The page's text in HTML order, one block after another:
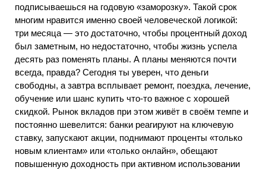
подписываешься на годовую «заморозку». Такой срок
многим нравится именно своей человеческой логикой:
три месяца — это достаточно, чтобы процентный доход
был заметным, но недостаточно, чтобы жизнь успела
десять раз поменять планы. А планы меняются почти
всегда, правда? Сегодня ты уверен, что деньги
свободны, а завтра всплывает ремонт, поездка, лечение,
обучение или шанс купить что-то важное с хорошей
скидкой. Рынок вкладов при этом живёт в своём темпе и
постоянно шевелится: банки реагируют на ключевую
ставку, запускают акции, поднимают проценты «только
новым клиентам» или «только онлайн», обещают
повышенную доходность при активном использовании